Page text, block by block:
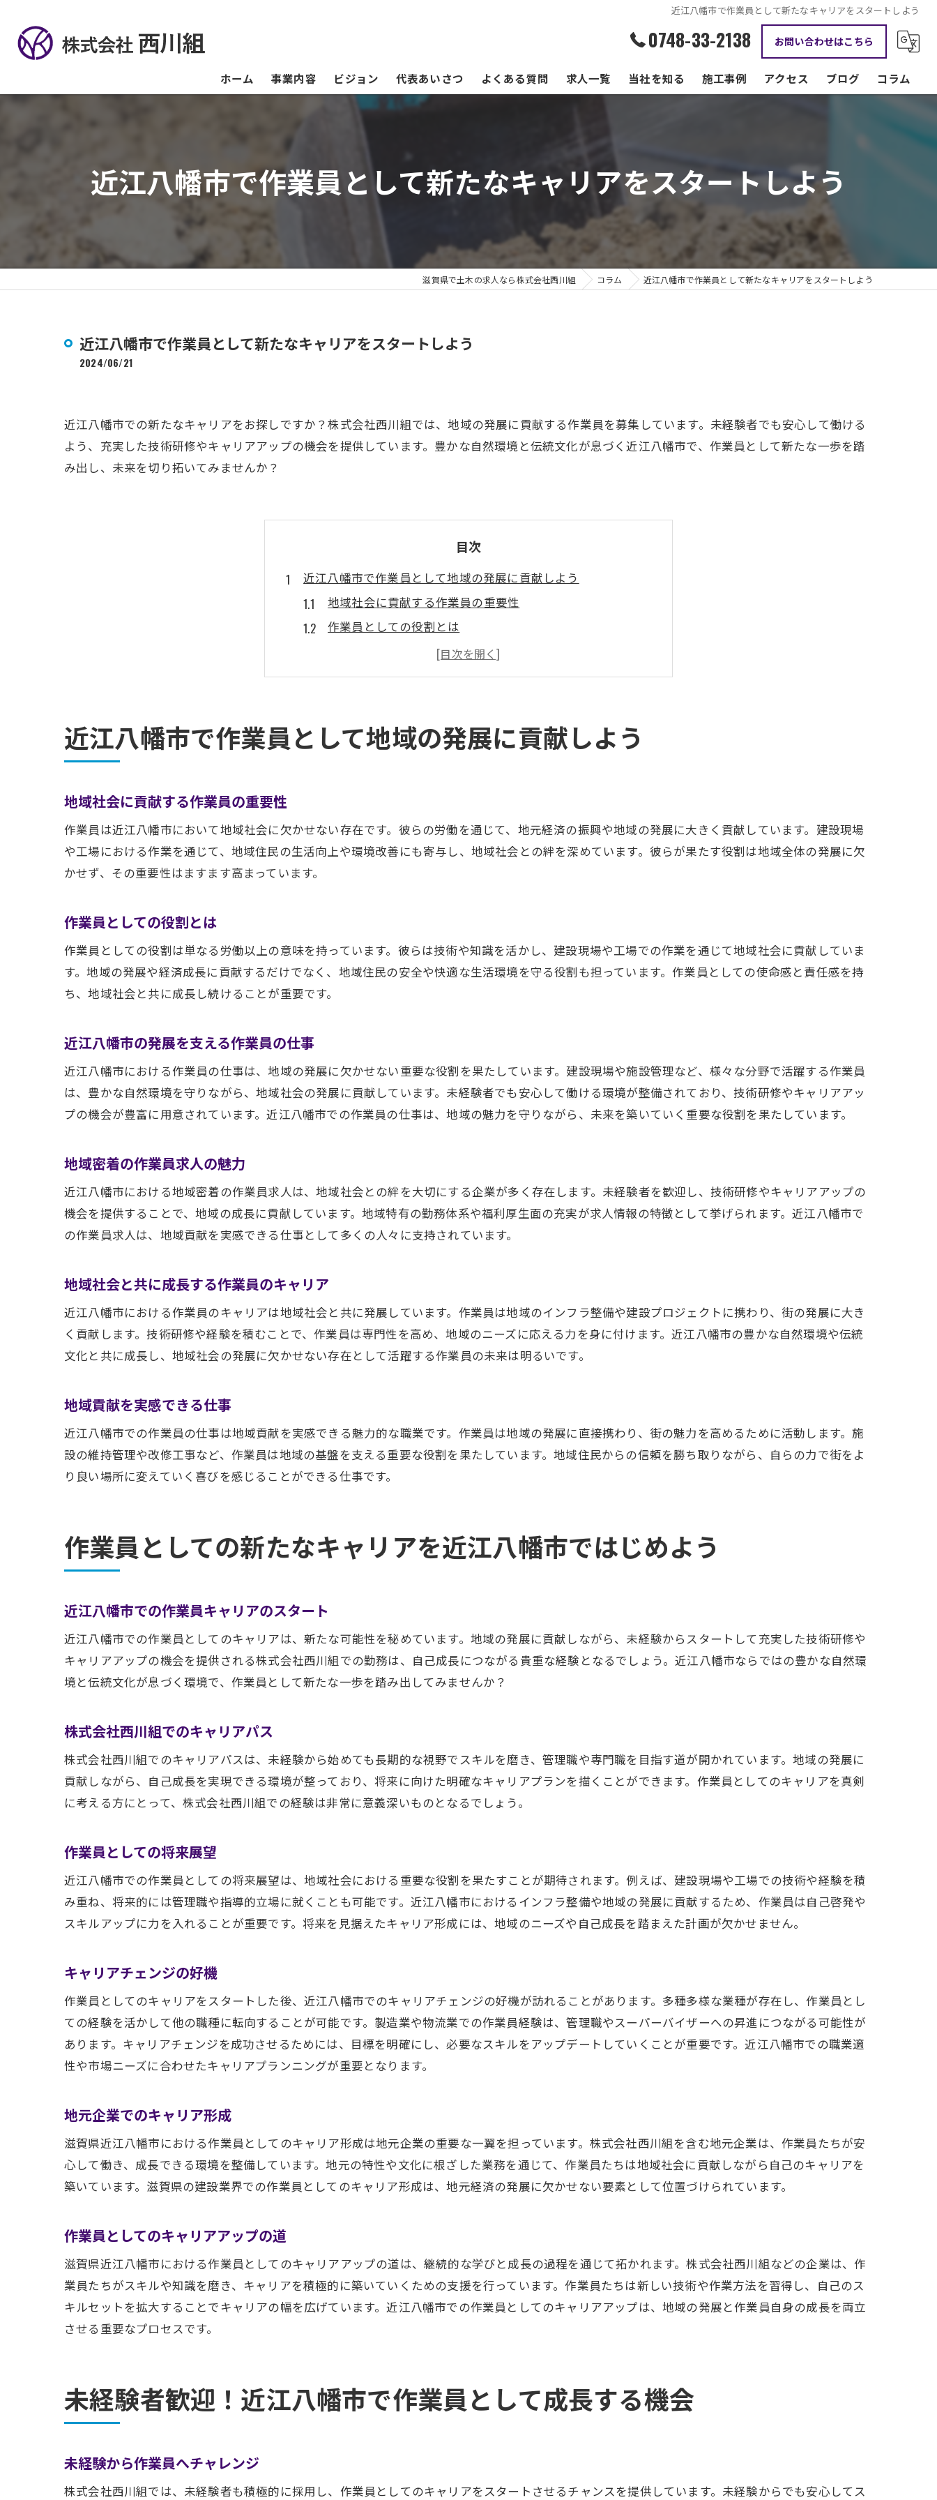
近江八幡市で作業員として新たなキャリアをスタートしよう
0748-33-2138 お問い合わせはこちら
ホーム 事業内容 ビジョン 代表あいさつ よくある質問 求人一覧 当社を知る
現場監督
転職
働きやすい
施工事例 アクセス ブログ コラム
近江八幡市で作業員として新たなキャリアをスタートしよう
滋賀県で土木の求人なら株式会社西川組 コラム 近江八幡市で作業員として新たなキャリアをスタートしよう
近江八幡市で作業員として新たなキャリアをスタートしよう
2024/06/21
近江八幡市での新たなキャリアをお探しですか？株式会社西川組では、地域の発展に貢献する作業員を募集しています。未経験者でも安心して働ける
よう、充実した技術研修やキャリアアップの機会を提供しています。豊かな自然環境と伝統文化が息づく近江八幡市で、作業員として新たな一歩を踏
み出し、未来を切り拓いてみませんか？
目次
近江八幡市で作業員として地域の発展に貢献しよう
地域社会に貢献する作業員の重要性
作業員としての役割とは
近江八幡市の発展を支える作業員の仕事
地域密着の作業員求人の魅力
地域貢献を実感できる仕事
作業員としての新たなキャリアを近江八幡市ではじめよう
作業員としての将来展望
キャリアチェンジの好機
未経験から作業員へチャレンジ
株式会社西川組の未経験者向け研修プログラム
未経験者が活躍できる理由
ゼロからのスタートで成長を実感
近江八幡市で作業員としてのスキルを磨き未来を切り拓く
技術スキルの向上を目指して
未来を見据えたスキルアップ
スキル向上のためのコツ
スキルを磨き続ける作業員たち
株式会社西川組の研修プログラム
技術研修の充実度
キャリアアップの具体的なステップ
キャリア形成に役立つ研修内容
豊かな自然環境で働く魅力近江八幡市の作業員募集
自然環境が作業員に与える影響
自然に囲まれた職場環境
自然との調和を感じる作業現場
伝統文化と共に成長する近江八幡市の作業員求人情報
伝統文化と作業員の関係
文化を感じながら働く喜び
あなたの情熱を活かす近江八幡市の作業員キャリア
情熱を持って働ける作業員の仕事
情熱がキャリアを切り拓く
情熱を注げる仕事の魅力
情熱的な働き方を支援する環境
近江八幡市で作業員として地域の発展に貢献しよう
地域社会に貢献する作業員の重要性
作業員は近江八幡市において地域社会に欠かせない存在です。彼らの労働を通じて、地元経済の振興や地域の発展に大きく貢献しています。建設現場
や工場における作業を通じて、地域住民の生活向上や環境改善にも寄与し、地域社会との絆を深めています。彼らが果たす役割は地域全体の発展に欠
かせず、その重要性はますます高まっています。
作業員としての役割とは
作業員としての役割は単なる労働以上の意味を持っています。彼らは技術や知識を活かし、建設現場や工場での作業を通じて地域社会に貢献していま
す。地域の発展や経済成長に貢献するだけでなく、地域住民の安全や快適な生活環境を守る役割も担っています。作業員としての使命感と責任感を持
ち、地域社会と共に成長し続けることが重要です。
近江八幡市の発展を支える作業員の仕事
近江八幡市における作業員の仕事は、地域の発展に欠かせない重要な役割を果たしています。建設現場や施設管理など、様々な分野で活躍する作業員
は、豊かな自然環境を守りながら、地域社会の発展に貢献しています。未経験者でも安心して働ける環境が整備されており、技術研修やキャリアアッ
プの機会が豊富に用意されています。近江八幡市での作業員の仕事は、地域の魅力を守りながら、未来を築いていく重要な役割を果たしています。
地域密着の作業員求人の魅力
近江八幡市における地域密着の作業員求人は、地域社会との絆を大切にする企業が多く存在します。未経験者を歓迎し、技術研修やキャリアアップの
機会を提供することで、地域の成長に貢献しています。地域特有の勤務体系や福利厚生面の充実が求人情報の特徴として挙げられます。近江八幡市で
の作業員求人は、地域貢献を実感できる仕事として多くの人々に支持されています。
地域社会と共に成長する作業員のキャリア
近江八幡市における作業員のキャリアは地域社会と共に発展しています。作業員は地域のインフラ整備や建設プロジェクトに携わり、街の発展に大き
く貢献します。技術研修や経験を積むことで、作業員は専門性を高め、地域のニーズに応える力を身に付けます。近江八幡市の豊かな自然環境や伝統
文化と共に成長し、地域社会の発展に欠かせない存在として活躍する作業員の未来は明るいです。
地域貢献を実感できる仕事
近江八幡市での作業員の仕事は地域貢献を実感できる魅力的な職業です。作業員は地域の発展に直接携わり、街の魅力を高めるために活動します。施
設の維持管理や改修工事など、作業員は地域の基盤を支える重要な役割を果たしています。地域住民からの信頼を勝ち取りながら、自らの力で街をよ
り良い場所に変えていく喜びを感じることができる仕事です。
作業員としての新たなキャリアを近江八幡市ではじめよう
近江八幡市での作業員キャリアのスタート
近江八幡市での作業員としてのキャリアは、新たな可能性を秘めています。地域の発展に貢献しながら、未経験からスタートして充実した技術研修や
キャリアアップの機会を提供される株式会社西川組での勤務は、自己成長につながる貴重な経験となるでしょう。近江八幡市ならではの豊かな自然環
境と伝統文化が息づく環境で、作業員として新たな一歩を踏み出してみませんか？
株式会社西川組でのキャリアパス
株式会社西川組でのキャリアパスは、未経験から始めても長期的な視野でスキルを磨き、管理職や専門職を目指す道が開かれています。地域の発展に
貢献しながら、自己成長を実現できる環境が整っており、将来に向けた明確なキャリアプランを描くことができます。作業員としてのキャリアを真剣
に考える方にとって、株式会社西川組での経験は非常に意義深いものとなるでしょう。
作業員としての将来展望
近江八幡市での作業員としての将来展望は、地域社会における重要な役割を果たすことが期待されます。例えば、建設現場や工場での技術や経験を積
み重ね、将来的には管理職や指導的立場に就くことも可能です。近江八幡市におけるインフラ整備や地域の発展に貢献するため、作業員は自己啓発や
スキルアップに力を入れることが重要です。将来を見据えたキャリア形成には、地域のニーズや自己成長を踏まえた計画が欠かせません。
キャリアチェンジの好機
作業員としてのキャリアをスタートした後、近江八幡市でのキャリアチェンジの好機が訪れることがあります。多種多様な業種が存在し、作業員とし
ての経験を活かして他の職種に転向することが可能です。製造業や物流業での作業員経験は、管理職やスーパーバイザーへの昇進につながる可能性が
あります。キャリアチェンジを成功させるためには、目標を明確にし、必要なスキルをアップデートしていくことが重要です。近江八幡市での職業適
性や市場ニーズに合わせたキャリアプランニングが重要となります。
地元企業でのキャリア形成
滋賀県近江八幡市における作業員としてのキャリア形成は地元企業の重要な一翼を担っています。株式会社西川組を含む地元企業は、作業員たちが安
心して働き、成長できる環境を整備しています。地元の特性や文化に根ざした業務を通じて、作業員たちは地域社会に貢献しながら自己のキャリアを
築いています。滋賀県の建設業界での作業員としてのキャリア形成は、地元経済の発展に欠かせない要素として位置づけられています。
作業員としてのキャリアアップの道
滋賀県近江八幡市における作業員としてのキャリアアップの道は、継続的な学びと成長の過程を通じて拓かれます。株式会社西川組などの企業は、作
業員たちがスキルや知識を磨き、キャリアを積極的に築いていくための支援を行っています。作業員たちは新しい技術や作業方法を習得し、自己のス
キルセットを拡大することでキャリアの幅を広げています。近江八幡市での作業員としてのキャリアアップは、地域の発展と作業員自身の成長を両立
させる重要なプロセスです。
未経験者歓迎！近江八幡市で作業員として成長する機会
未経験から作業員へチャレンジ
株式会社西川組では、未経験者も積極的に採用し、作業員としてのキャリアをスタートさせるチャンスを提供しています。未経験からでも安心してス